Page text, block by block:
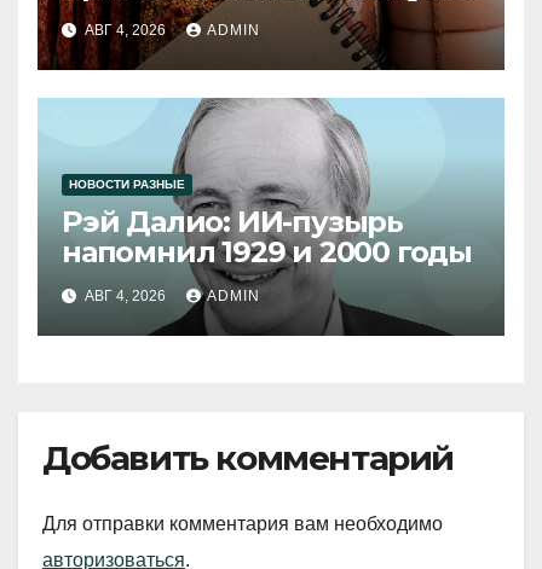
продукции
АВГ 4, 2026 ADMIN
НОВОСТИ РАЗНЫЕ
Рэй Далио: ИИ-пузырь
напомнил 1929 и 2000 годы
АВГ 4, 2026 ADMIN
Добавить комментарий
Для отправки комментария вам необходимо
авторизоваться.